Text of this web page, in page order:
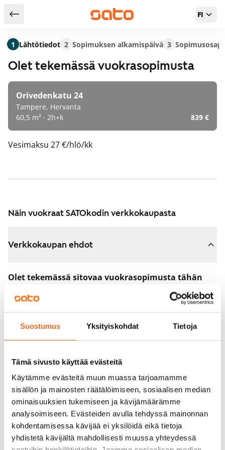
Suostumus Yksityiskohdat Tietoja
Tämä sivusto käyttää evästeitä
Käytämme evästeitä muun muassa tarjoamamme
sisällön ja mainosten räätälöimiseen, sosiaalisen median
ominaisuuksien tukemiseen ja kävijämäärämme
analysoimiseen. Evästeiden avulla tehdyssä mainonnan
kohdentamisessa kävijää ei yksilöidä eikä tietoja
yhdistetä kävijältä mahdollisesti muussa yhteydessä
Takaisin hakutuloksiin FI
Olet tekemässä vuokrasopimusta
Orivedenkatu 24
Tampere, Hervanta
60,5 m² · 2h+k
839 €
Vesimaksu 27 €/hlö/kk
Näin vuokraat SATOkodin verkkokaupasta
Verkkokaupan ehdot
Olet tekemässä sitovaa vuokrasopimusta tähän
Sopimus astuu voimaan heti, kun maksat 300 euron
varausmaksun verkkokaupassa. Palautamme summan
sinulle kokonaisuudessaan vuokrasopimuksen
Voit peruuttaa sopimuksen vielä asuntonäytöllä, jos
koti ei vastaa odotuksiasi. Tällöin palautamme
varausmaksun sinulle kokonaisuudessaan, yleensä
seuraavana arkipäivänä.
Vakuus 0 euroa.
1 Lähtötiedot 2 Sopimuksen alkamispäivä 3